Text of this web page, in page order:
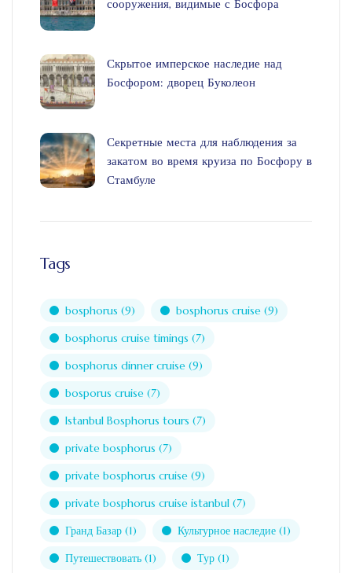
сооружения, видимые с Босфора
Скрытое имперское наследие над
Босфором: дворец Буколеон
Секретные места для наблюдения за
закатом во время круиза по Босфору в
Стамбуле
Tags
bosphorus (9) bosphorus cruise (9)
bosphorus cruise timings (7)
bosphorus dinner cruise (9)
bosporus cruise (7)
Istanbul Bosphorus tours (7)
private bosphorus (7)
private bosphorus cruise (9)
private bosphorus cruise istanbul (7)
Гранд Базар (1) Культурное наследие (1)
Путешествовать (1) Тур (1)